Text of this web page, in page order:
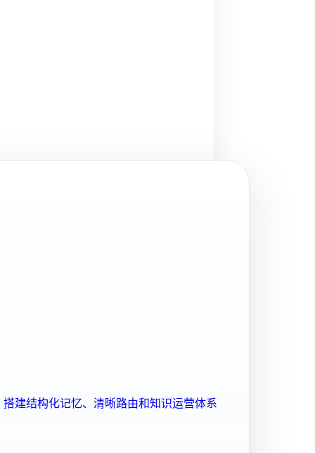
建结构化记忆、清晰路由和知识运营体系